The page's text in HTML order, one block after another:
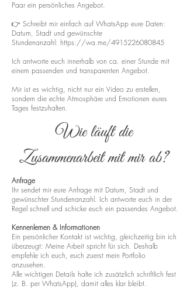
Paar ein persönliches Angebot.
👉 Schreibt mir einfach auf WhatsApp eure Daten:
Datum, Stadt und gewünschte
Stundenanzahl: https://wa.me/4915226080845
Ich antworte euch innerhalb von ca. einer Stunde mit
einem passenden und transparenten Angebot.
Mir ist es wichtig, nicht nur ein Video zu erstellen,
sondern die echte Atmosphäre und Emotionen eures
Tages festzuhalten.
Wie läuft die
Zusammenarbeit mit mir ab?
Anfrage
Ihr sendet mir eure Anfrage mit Datum, Stadt und
gewünschter Stundenanzahl. Ich antworte euch in der
Regel schnell und schicke euch ein passendes Angebot.
Kennenlernen & Informationen
Ein persönlicher Kontakt ist wichtig, gleichzeitig bin ich
überzeugt: Meine Arbeit spricht für sich. Deshalb
empfehle ich euch, euch zuerst mein Portfolio
anzusehen.
Alle wichtigen Details halte ich zusätzlich schriftlich fest
(z. B. per WhatsApp), damit alles klar bleibt.